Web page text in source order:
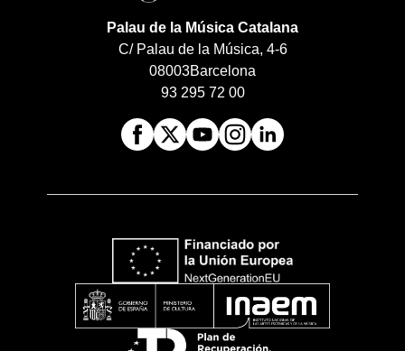
Palau de la Música Catalana
C/ Palau de la Música, 4-6
08003Barcelona
93 295 72 00